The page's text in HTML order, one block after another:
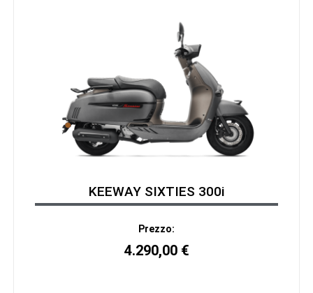
KEEWAY SIXTIES 300i
Prezzo:
4.290,00 €